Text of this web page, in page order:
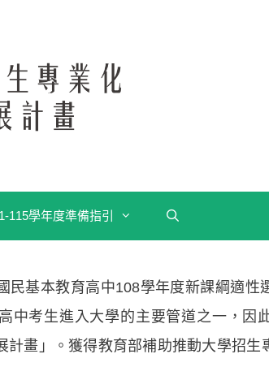
115學年度準備指引
民基本教育高中108學年度新課綱適性
中考生進入大學的主要管道之一，因
計畫」。獲得教育部補助推動大學招生